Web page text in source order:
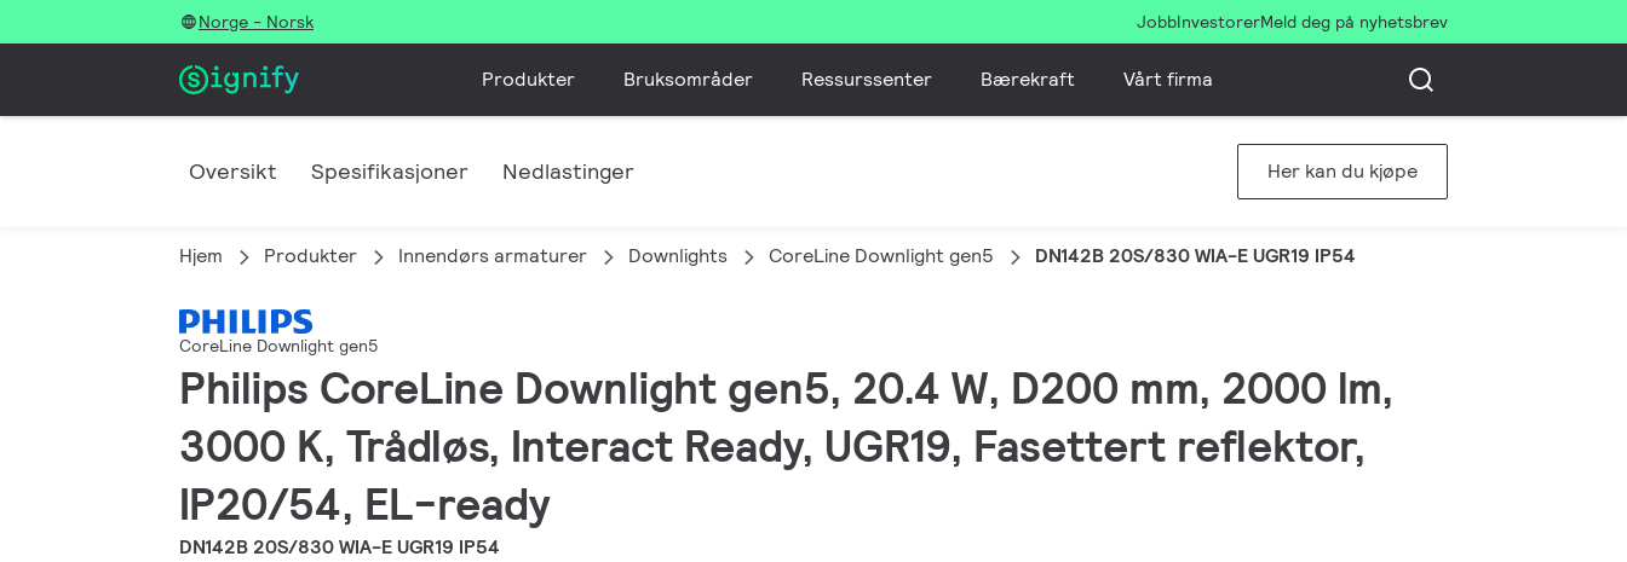
Norge - Norsk JobbInvestorerMeld deg på nyhetsbrev
Produkter Bruksområder Ressurssenter Bærekraft Vårt firma
Oversikt Spesifikasjoner Nedlastinger Her kan du kjøpe
Hjem Produkter Innendørs armaturer Downlights CoreLine Downlight gen5 DN142B 20S/830 WIA-E UGR19 IP54
CoreLine Downlight gen5
Philips CoreLine Downlight gen5, 20.4 W, D200 mm, 2000 lm,
3000 K, Trådløs, Interact Ready, UGR19, Fasettert reflektor,
IP20/54, EL-ready
DN142B 20S/830 WIA-E UGR19 IP54